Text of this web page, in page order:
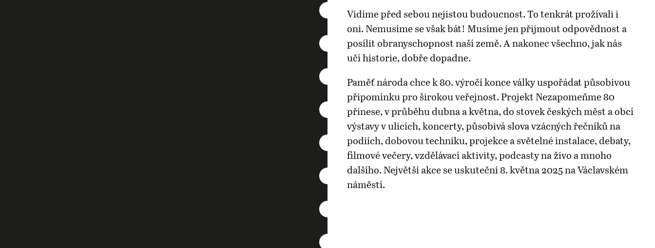
Vidíme před sebou nejistou budoucnost. To tenkrát prožívali i
oni. Nemusíme se však bát! Musíme jen přijmout odpovědnost a
posílit obranyschopnost naší země. A nakonec všechno, jak nás
učí historie, dobře dopadne.
Paměť národa chce k 80. výročí konce války uspořádat působivou
připomínku pro širokou veřejnost. Projekt Nezapomeňme 80
přinese, v průběhu dubna a května, do stovek českých měst a obcí
výstavy v ulicích, koncerty, působivá slova vzácných řečníků na
podiích, dobovou techniku, projekce a světelné instalace, debaty,
filmové večery, vzdělávací aktivity, podcasty na živo a mnoho
dalšího. Největší akce se uskuteční 8. května 2025 na Václavském
náměstí.